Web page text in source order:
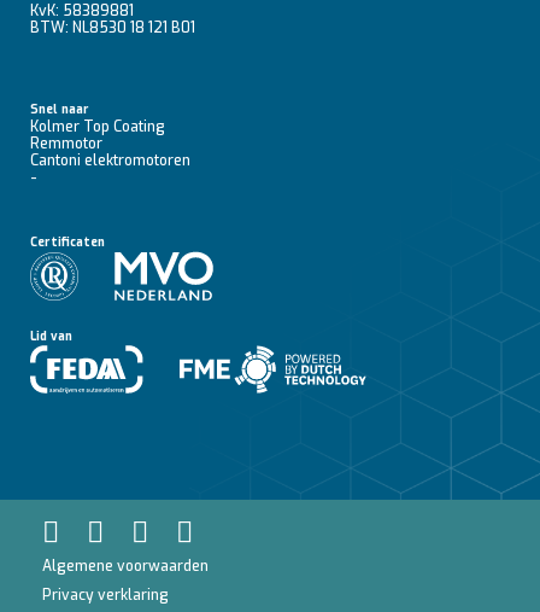
KvK: 58389881
BTW: NL8530 18 121 B01
Snel naar
Kolmer Top Coating
Remmotor
Cantoni elektromotoren
-
Certificaten
Lid van
Algemene voorwaarden
Privacy verklaring